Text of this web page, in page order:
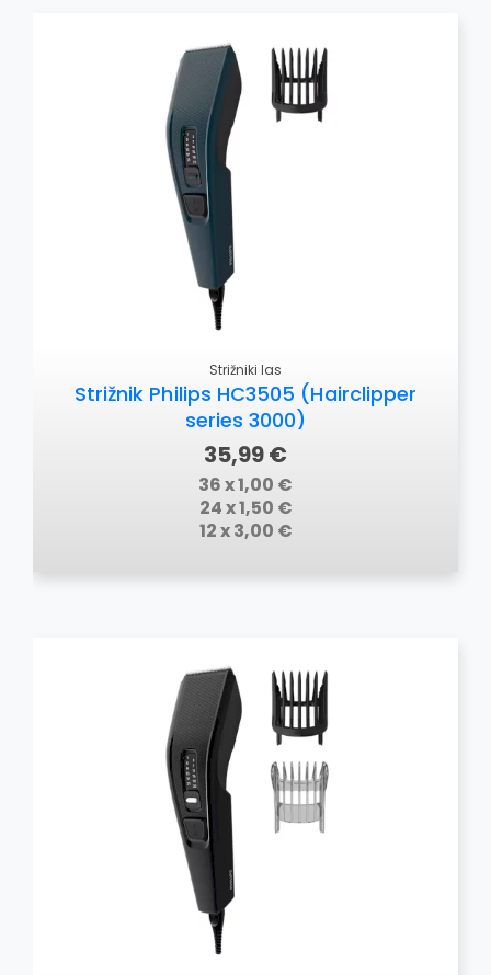
Strižniki las
Strižnik Philips HC3505 (Hairclipper
series 3000)
35,99 €
36 x 1,00 €
24 x 1,50 €
12 x 3,00 €